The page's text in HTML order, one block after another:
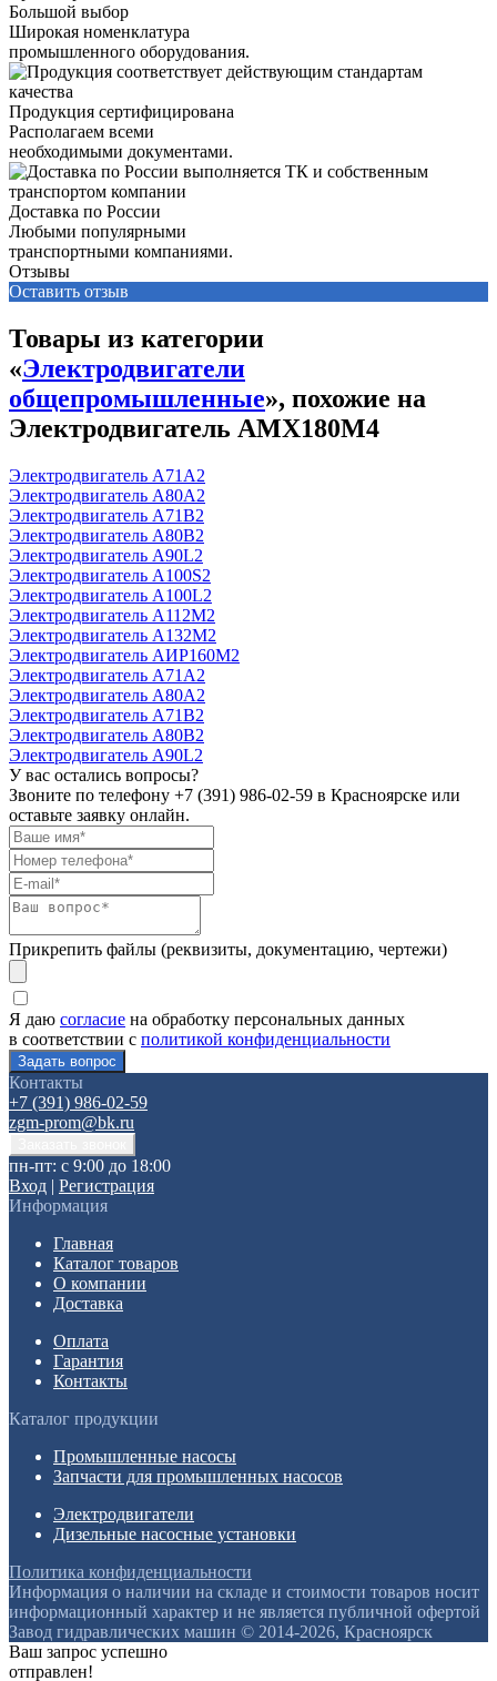
Большой выбор
Широкая номенклатура
промышленного оборудования.
Продукция сертифицирована
Располагаем всеми
необходимыми документами.
Доставка по России
Любыми популярными
транспортными компаниями.
Отзывы
Оставить отзыв
Товары из категории
«Электродвигатели
общепромышленные», похожие на
Электродвигатель АМХ180М4
Электродвигатель А71А2
Электродвигатель А80А2
Электродвигатель А71В2
Электродвигатель А80В2
Электродвигатель А90L2
Электродвигатель А100S2
Электродвигатель А100L2
Электродвигатель А112М2
Электродвигатель А132М2
Электродвигатель АИР160М2
Электродвигатель А71А2
Электродвигатель А80А2
Электродвигатель А71В2
Электродвигатель А80В2
Электродвигатель А90L2
У вас остались вопросы?
Звоните по телефону +7 (391) 986-02-59 в Красноярске или
оставьте заявку онлайн.
Прикрепить файлы (реквизиты, документацию, чертежи)
Я даю согласие на обработку персональных данных
в соответствии с политикой конфиденциальности
Контакты
+7 (391) 986-02-59
zgm-prom@bk.ru
пн-пт: с 9:00 до 18:00
Вход | Регистрация
Информация
Главная
Каталог товаров
О компании
Доставка
Оплата
Гарантия
Контакты
Каталог продукции
Промышленные насосы
Запчасти для промышленных насосов
Электродвигатели
Дизельные насосные установки
Политика конфиденциальности
Информация о наличии на складе и стоимости товаров носит
информационный характер и не является публичной офертой
Завод гидравлических машин © 2014-2026, Красноярск
Ваш запрос успешно
отправлен!